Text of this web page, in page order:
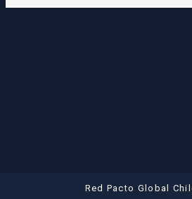
Red Pacto Global